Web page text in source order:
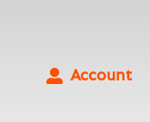
Account